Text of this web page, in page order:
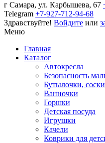
г Самара, ул. Карбышева, 67
Telegram +7-927-712-94-68
Здравствуйте! Войдите или
Меню
Главная
Каталог
Автокресла
Безопасность
Бутылочки, соски
Ванночки
Горшки
Детская посуда
Игрушки
Качели
Коврики для